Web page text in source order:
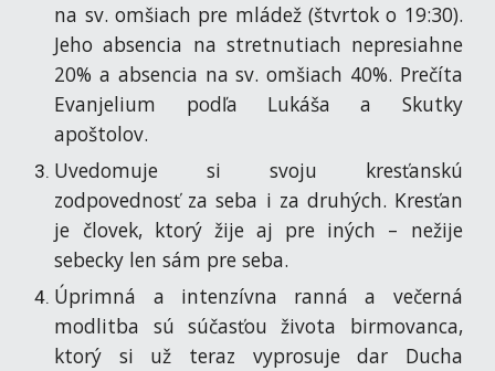
na sv. omšiach pre mládež (štvrtok o 19:30).
Jeho absencia na stretnutiach nepresiahne
20% a absencia na sv. omšiach 40%. Prečíta
Evanjelium podľa Lukáša a Skutky
apoštolov.
Uvedomuje si svoju kresťanskú
zodpovednosť za seba i za druhých. Kresťan
je človek, ktorý žije aj pre iných – nežije
sebecky len sám pre seba.
Úprimná a intenzívna ranná a večerná
modlitba sú súčasťou života birmovanca,
ktorý si už teraz vyprosuje dar Ducha